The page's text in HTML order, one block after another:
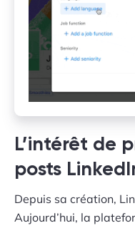
L’intérêt de
posts
Depuis sa création,
Aujourd’hui, la